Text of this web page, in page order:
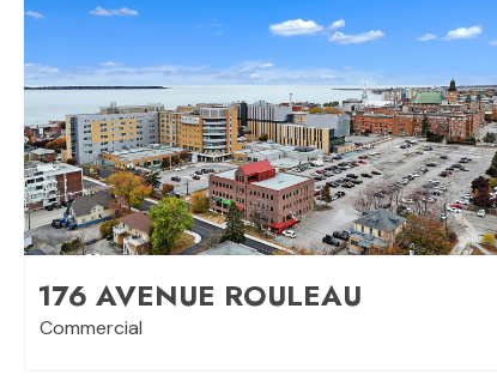
176 AVENUE ROULEAU
Commercial